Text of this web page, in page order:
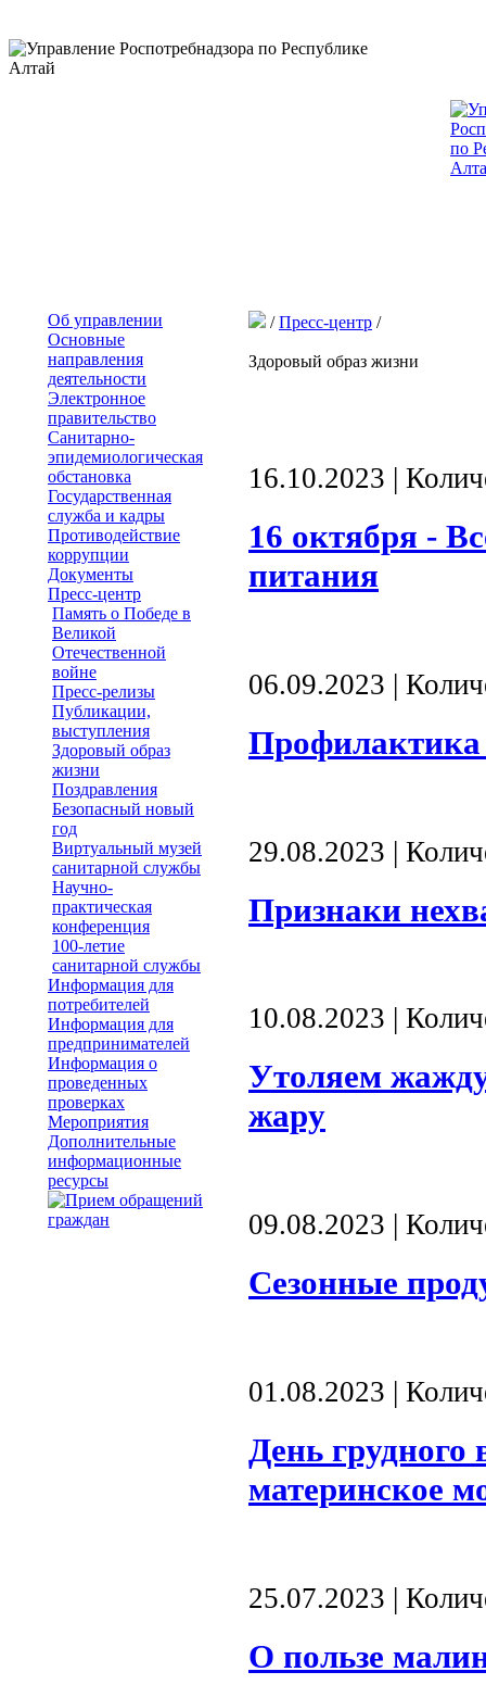
Об управлении
Основные
направления
деятельности
Электронное
правительство
Санитарно-
эпидемиологическая
обстановка
Государственная
служба и кадры
Противодействие
коррупции
Документы
Пресс-центр
Память о Победе в
Великой
Отечественной
войне
Пресс-релизы
Публикации,
выступления
Здоровый образ
жизни
Поздравления
Безопасный новый
год
Виртуальный музей
санитарной службы
Научно-
практическая
конференция
100-летие
санитарной службы
Информация для
потребителей
Информация для
предпринимателей
Информация о
проведенных
проверках
Мероприятия
Дополнительные
информационные
ресурсы
/Пресс-центр /
Здоровый образ жизни
16.10.2023 |
16 октября -
питания
06.09.2023 |
29.08.2023 |
Признаки
10.08.2023 |
Утоляем
жару
09.08.2023 |
Сезонные
01.08.2023 |
День
материнское
25.07.2023 |
О пользе